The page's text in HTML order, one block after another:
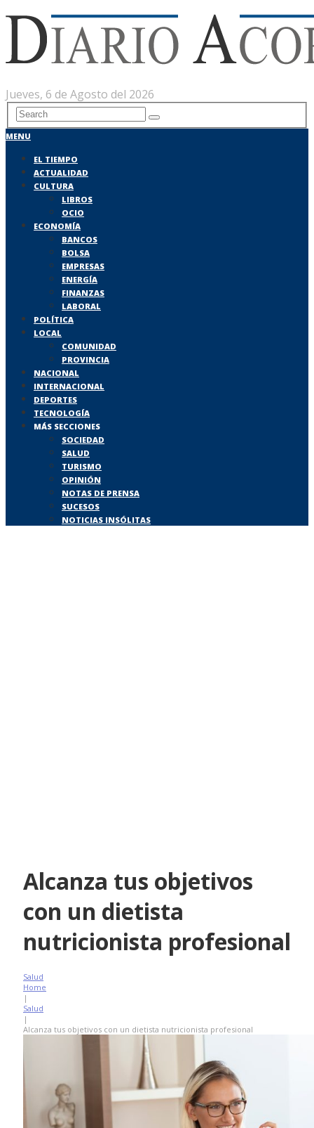
Jueves, 6 de Agosto del 2026
MENU
EL TIEMPO
ACTUALIDAD
CULTURA
LIBROS
OCIO
ECONOMÍA
BANCOS
BOLSA
EMPRESAS
ENERGÍA
FINANZAS
LABORAL
POLÍTICA
LOCAL
COMUNIDAD
PROVINCIA
NACIONAL
INTERNACIONAL
DEPORTES
TECNOLOGÍA
MÁS SECCIONES
SOCIEDAD
SALUD
TURISMO
OPINIÓN
NOTAS DE PRENSA
SUCESOS
NOTICIAS INSÓLITAS
Alcanza tus objetivos
con un dietista
nutricionista profesional
Salud
Home
|
Salud
|
Alcanza tus objetivos con un dietista nutricionista profesional